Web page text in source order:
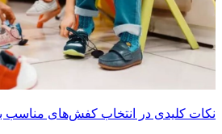
نکات کلیدی در انتخاب کفش‌های مناسب